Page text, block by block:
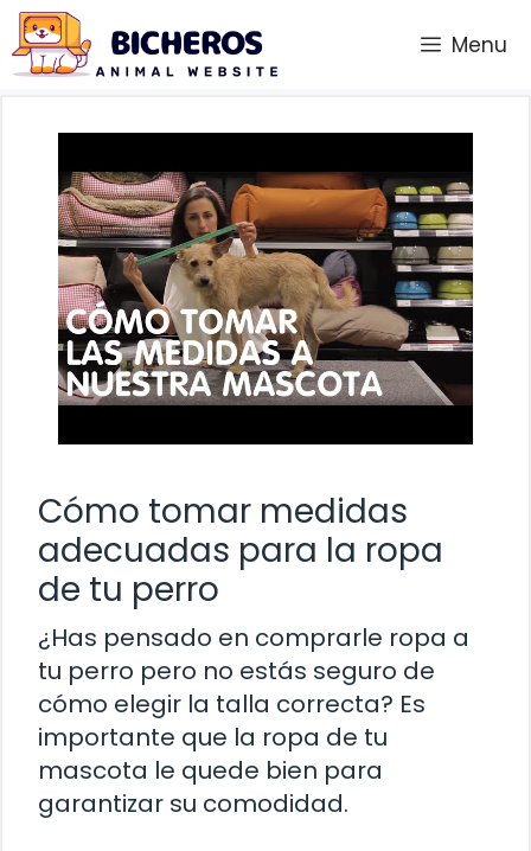
Saltar
al
contenido
Menu
Cómo tomar medidas
adecuadas para la ropa
de tu perro
¿Has pensado en comprarle ropa a
tu perro pero no estás seguro de
cómo elegir la talla correcta? Es
importante que la ropa de tu
mascota le quede bien para
garantizar su comodidad.